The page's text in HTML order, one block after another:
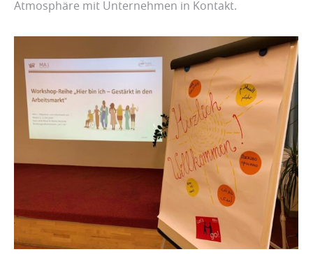
Atmosphäre mit Unternehmen in Kontakt.